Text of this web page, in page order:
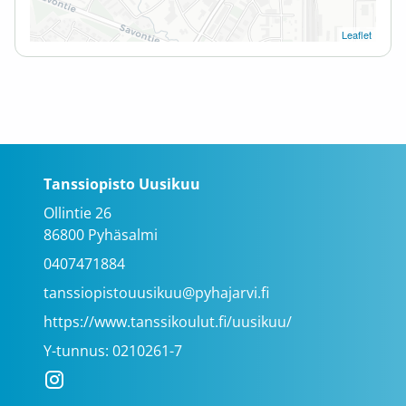
Leaflet
Tanssiopisto Uusikuu
Ollintie 26
86800 Pyhäsalmi
0407471884
tanssiopistouusikuu@pyhajarvi.fi
https://www.tanssikoulut.fi/uusikuu/
Y-tunnus: 0210261-7